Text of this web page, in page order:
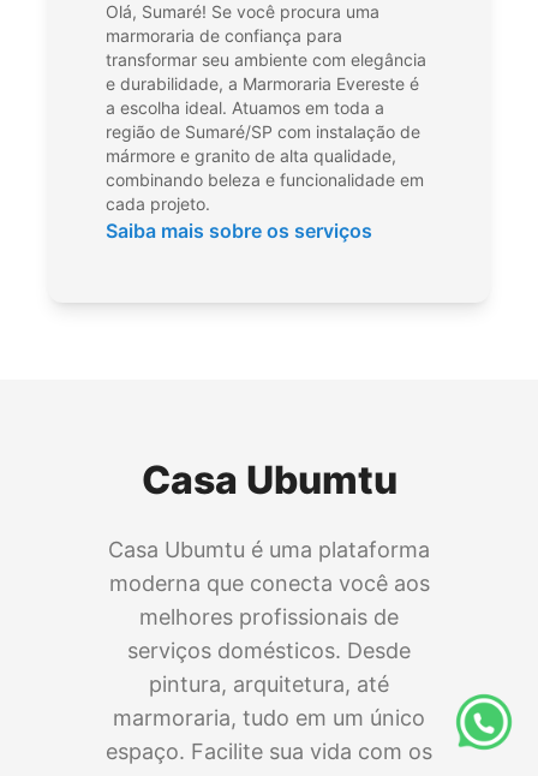
Olá, Sumaré! Se você procura uma
marmoraria de confiança para
transformar seu ambiente com elegância
e durabilidade, a Marmoraria Evereste é
a escolha ideal. Atuamos em toda a
região de Sumaré/SP com instalação de
mármore e granito de alta qualidade,
combinando beleza e funcionalidade em
cada projeto.
Saiba mais sobre os serviços
Casa Ubumtu
Casa Ubumtu é uma plataforma
moderna que conecta você aos
melhores profissionais de
serviços domésticos. Desde
pintura, arquitetura, até
marmoraria, tudo em um único
espaço. Facilite sua vida com os